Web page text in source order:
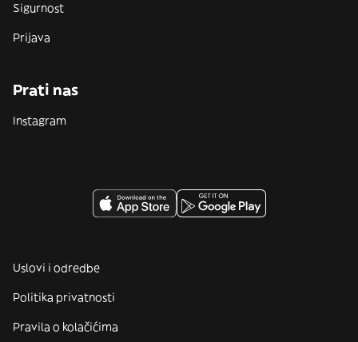
Sigurnost
Prijava
Prati nas
Instagram
Uslovi i odredbe
Politika privatnosti
Pravila o kolačićima